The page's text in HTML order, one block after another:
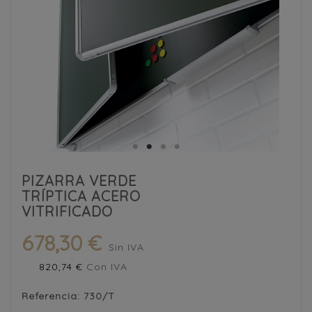
PIZARRA VERDE
TRÍPTICA ACERO
VITRIFICADO
678,30 € Sin IVA
820,74 € Con IVA
Referencia: 730/T